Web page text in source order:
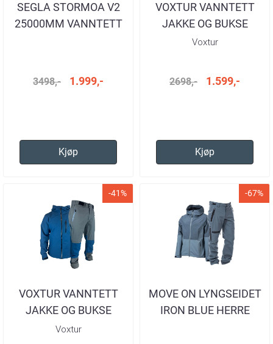
SEGLA STORMOA V2
25000MM VANNTETT
3498,- 1.999,-
Kjøp
VOXTUR VANNTETT
JAKKE OG BUKSE
OLIVE HERRE
Voxtur
2698,- 1.599,-
Kjøp
-41%
VOXTUR VANNTETT
JAKKE OG BUKSE
SAILOR BLUE HERRE
Voxtur
-67%
MOVE ON LYNGSEIDET
IRON BLUE HERRE